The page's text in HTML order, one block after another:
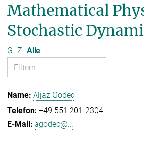
Mathematical
Stochastic
G Z Alle
Aljaz Godec
+49 551 201-2304
agodec@...